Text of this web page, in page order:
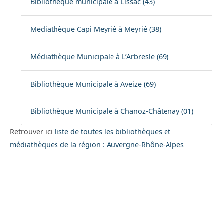
Mediathèque Capi Meyrié à Meyrié (38)
Médiathèque Municipale à L’Arbresle (69)
Bibliothèque Municipale à Aveize (69)
Bibliothèque Municipale à Chanoz-Châtenay (01)
Retrouver ici liste de toutes les bibliothèques et
médiathèques de la région : Auvergne-Rhône-Alpes